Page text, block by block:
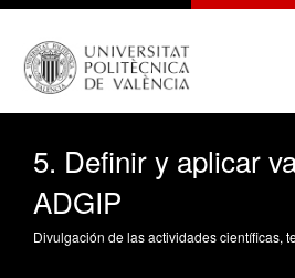
5. Definir y aplicar
ADGIP